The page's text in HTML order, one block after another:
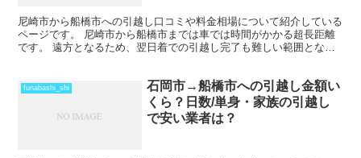
尼崎市から船橋市への引越し口コミや料金相場について紹介している
ページです。 尼崎市から船橋市までは車では時間がかかる超長距離
です。 遠方となるため、翌日着での引越し完了も難しい範囲となり
funabashi_shi
石岡市→船橋市への引越し金額い
くら？日数/単身・家族の引越し
で安い業者は？